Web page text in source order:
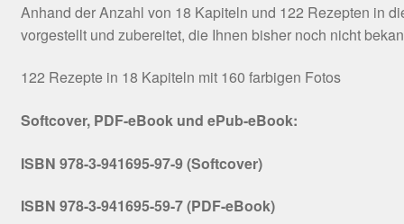
Anhand der Anzahl von 18 Kapiteln und 122 Rezepten in
vorgestellt und zubereitet, die Ihnen bisher noch nicht
122 Rezepte in 18 Kapiteln mit 160 farbigen Fotos
Softcover, PDF-eBook und ePub-eBook:
ISBN 978-3-941695-97-9 (Softcover)
ISBN 978-3-941695-59-7 (PDF-eBook)